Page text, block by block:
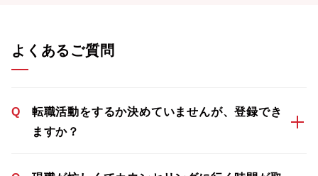
よくあるご質問
Q
転職活動をするか決めていませんが、登録でき
ますか？